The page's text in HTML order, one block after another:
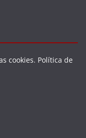
cookies. Política de